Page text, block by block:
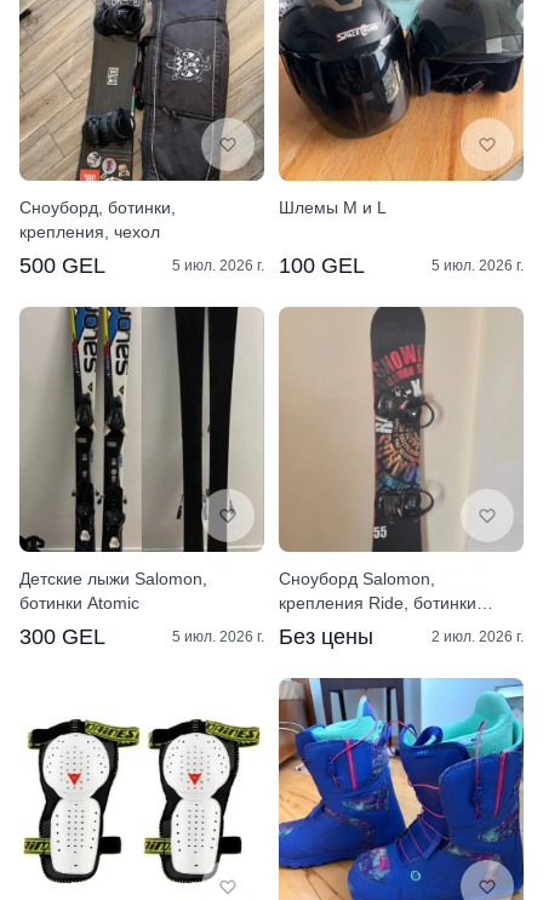
Сноуборд, ботинки,
крепления, чехол
500 GEL 5 июл. 2026 г.
Шлемы M и L
100 GEL 5 июл. 2026 г.
Детские лыжи Salomon,
ботинки Atomic
300 GEL 5 июл. 2026 г.
Сноуборд Salomon,
крепления Ride, ботинки
Burton, шлем, маска
Без цены 2 июл. 2026 г.